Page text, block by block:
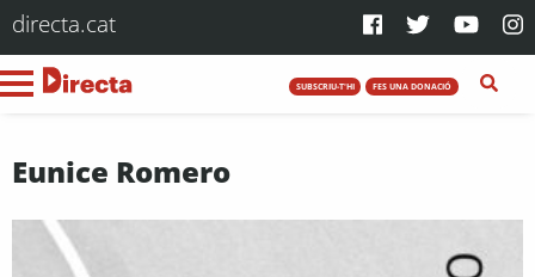
directa.cat
SUBSCRIU-T'HI FES UNA DONACIÓ
Eunice Romero